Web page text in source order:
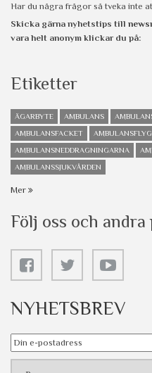
Har du några frågor så tveka inte
Skicka gärna nyhetstips till
vara helt anonym klickar du på:
Etiketter
ÄGARBYTE AMBULANS
AMBULANSFACKET
AMBULANSFLYG
AMBULANSNEDDRAGNINGARNA
AMBULANSSJUKVÅRDEN
Mer
Följ oss och
NYHETSBREV